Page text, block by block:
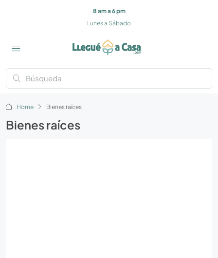
8 am a 6 pm
Lunes a Sábado
Home Bienes raíces
Bienes raíces